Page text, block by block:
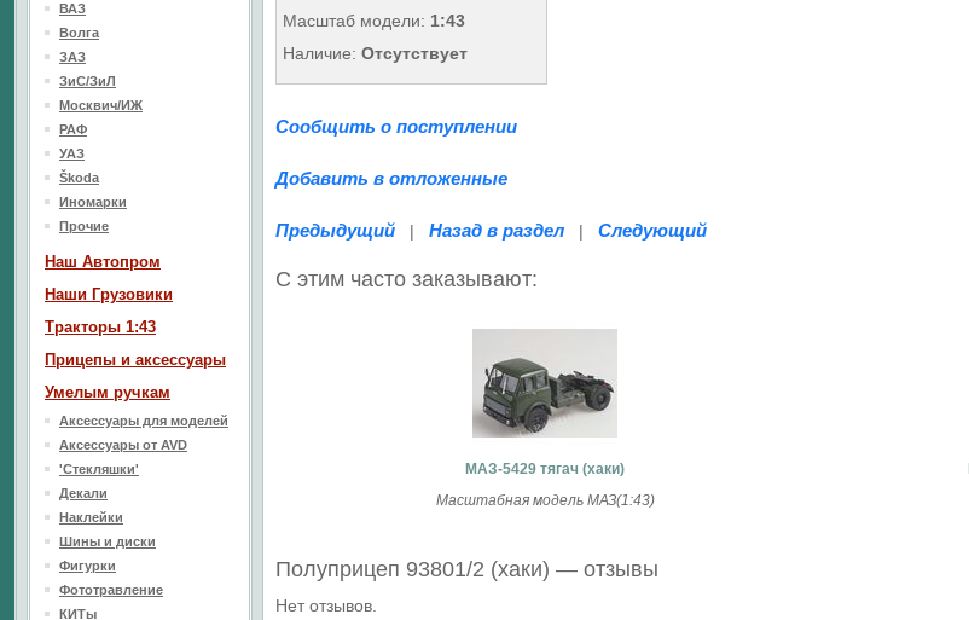
Масштаб модели: 1:43
Наличие: Отсутствует
Сообщить о поступлении
Добавить в отложенные
Предыдущий | Назад в раздел | Следующий
С этим часто заказывают:
МАЗ-5429 тягач (хаки)
Масштабная модель МАЗ(1:43)
Полуприцеп 93801/2 (хаки) — отзывы
Нет отзывов.
ВАЗ
Волга
ЗАЗ
ЗиС/ЗиЛ
Москвич/ИЖ
РАФ
УАЗ
Škoda
Иномарки
Прочие
Наш Aвтопром
Наши Грузовики
Тракторы 1:43
Прицепы и аксессуары
Умелым ручкам
Аксессуары для моделей
Аксессуары от AVD
'Стекляшки'
Декали
Наклейки
Шины и диски
Фигурки
Фототравление
КИТы